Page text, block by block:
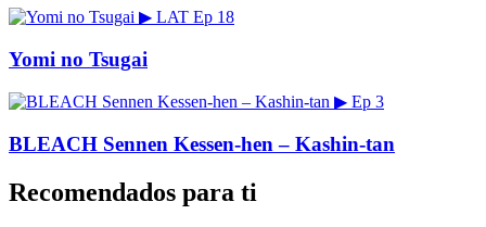
▶ LAT Ep 18
Yomi no Tsugai
▶ Ep 3
BLEACH Sennen Kessen-hen – Kashin-tan
Recomendados para ti